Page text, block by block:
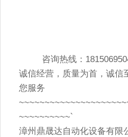
咨询热线：
诚信经营，质量为首，诚信
您服务
~~~~~~~~~~`
漳州鼎晟达自动化设备有